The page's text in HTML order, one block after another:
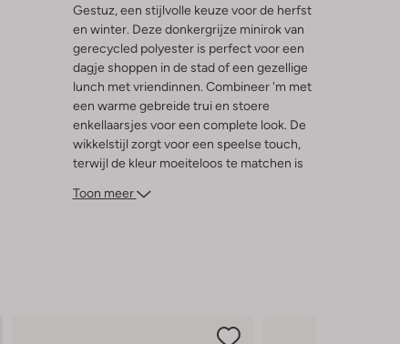
Gestuz, een stijlvolle keuze voor de herfst
en winter. Deze donkergrijze minirok van
gerecycled polyester is perfect voor een
dagje shoppen in de stad of een gezellige
lunch met vriendinnen. Combineer 'm met
een warme gebreide trui en stoere
enkellaarsjes voor een complete look. De
wikkelstijl zorgt voor een speelse touch,
terwijl de kleur moeiteloos te matchen is
inspireren door de veelzijdigheid van deze
Toon meer